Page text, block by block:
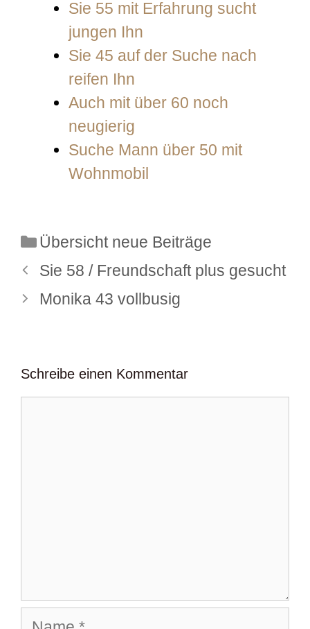
Sie 55 mit Erfahrung sucht
jungen Ihn
Sie 45 auf der Suche nach
reifen Ihn
Auch mit über 60 noch
neugierig
Suche Mann über 50 mit
Wohnmobil
Kategorien
Übersicht neue Beiträge
Sie 58 / Freundschaft plus gesucht
Monika 43 vollbusig
Schreibe einen Kommentar
Name